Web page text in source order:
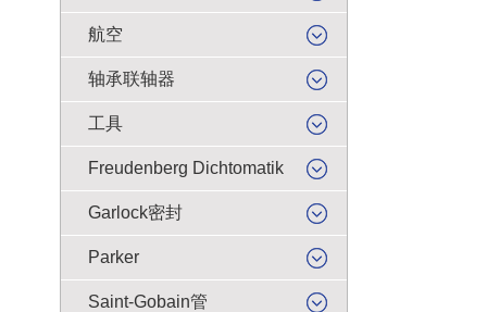
航空
轴承联轴器
工具
Freudenberg Dichtomatik
Garlock密封
Parker
Saint-Gobain管